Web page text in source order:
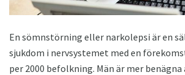
En sömnstörning eller narkolepsi är en
sjukdom i nervsystemet med en
per 2000 befolkning. Män är mer